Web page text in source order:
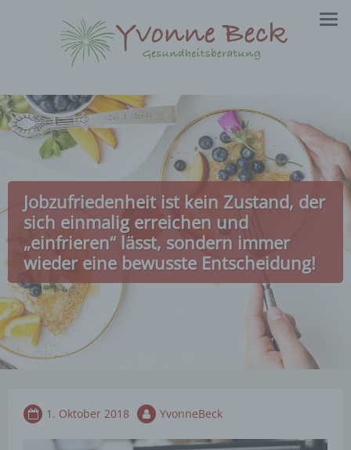
Jobzufriedenheit ist kein Zustand, der
sich einmalig erreichen und
„einfrieren“ lässt, sondern immer
wieder eine bewusste Entscheidung!
1. Oktober 2018 YvonneBeck